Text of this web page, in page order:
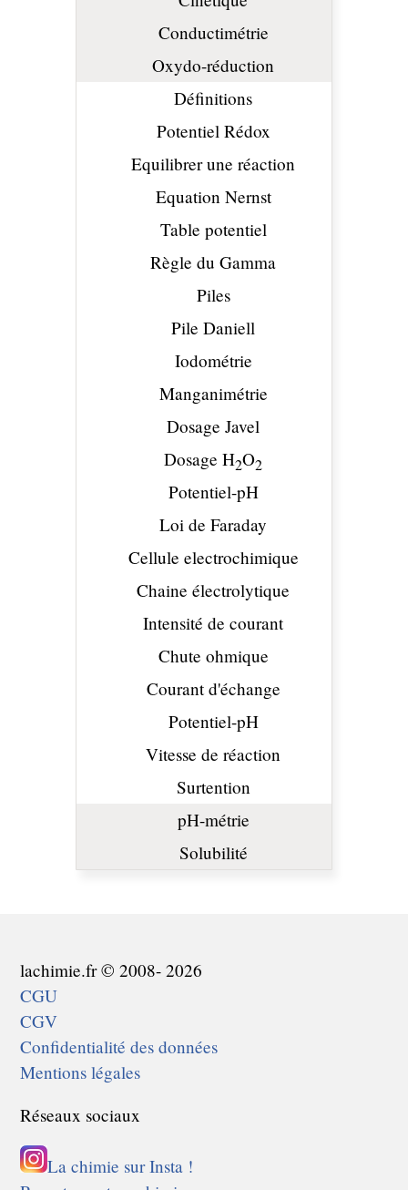
Conductimétrie
Oxydo-réduction
Définitions
Potentiel Rédox
Equilibrer une réaction
Equation Nernst
Table potentiel
Règle du Gamma
Piles
Pile Daniell
Iodométrie
Manganimétrie
Dosage Javel
Dosage H2O2
Potentiel-pH
Loi de Faraday
Cellule electrochimique
Chaine électrolytique
Intensité de courant
Chute ohmique
Courant d'échange
Potentiel-pH
Vitesse de réaction
Surtention
pH-métrie
Solubilité
lachimie.fr © 2008- 2026
CGU
CGV
Confidentialité des données
Mentions légales
Réseaux sociaux
La chimie sur Insta !